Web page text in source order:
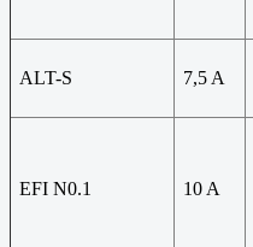
ALT-S 7,5 A
EFI N0.1 10 A